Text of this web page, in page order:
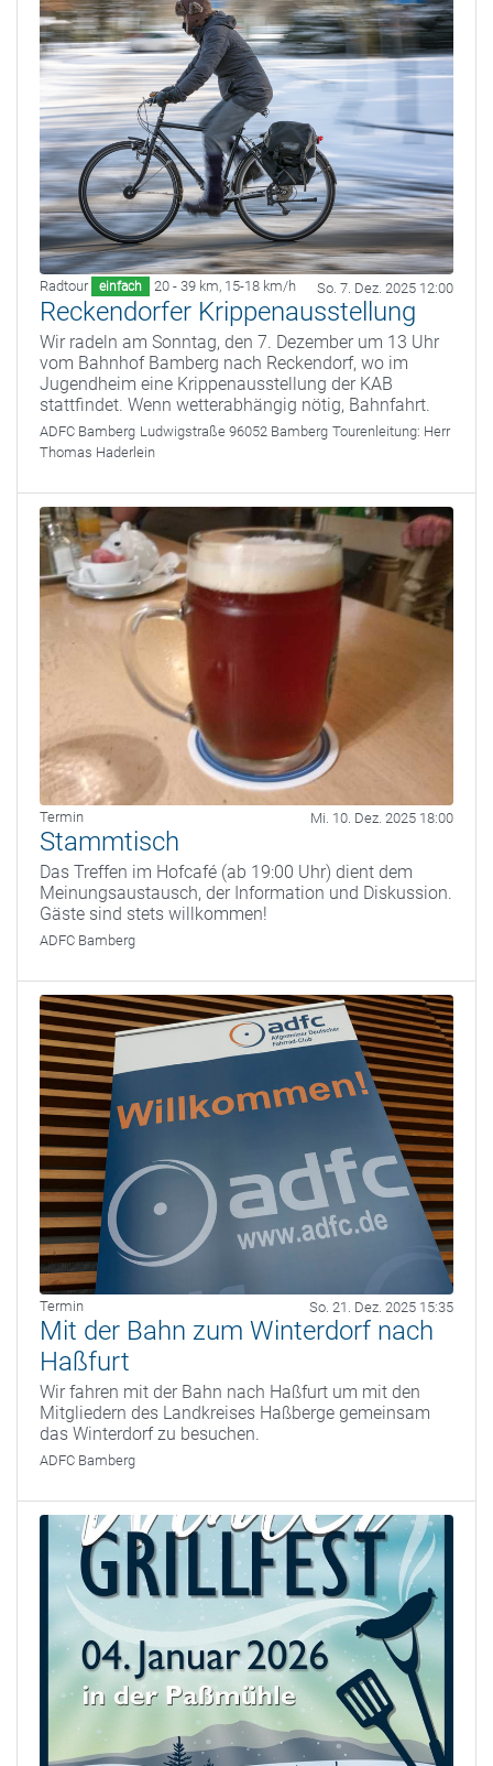
Radtour einfach 20 - 39 km, 15-18 km/h So. 7. Dez. 2025 12:00
Reckendorfer Krippenausstellung
Wir radeln am Sonntag, den 7. Dezember um 13 Uhr
vom Bahnhof Bamberg nach Reckendorf, wo im
Jugendheim eine Krippenausstellung der KAB
stattfindet. Wenn wetterabhängig nötig, Bahnfahrt.
ADFC Bamberg Ludwigstraße 96052 Bamberg Tourenleitung: Herr
Thomas Haderlein
Termin Mi. 10. Dez. 2025 18:00
Stammtisch
Das Treffen im Hofcafé (ab 19:00 Uhr) dient dem
Meinungsaustausch, der Information und Diskussion.
Gäste sind stets willkommen!
ADFC Bamberg
Termin So. 21. Dez. 2025 15:35
Mit der Bahn zum Winterdorf nach
Haßfurt
Wir fahren mit der Bahn nach Haßfurt um mit den
Mitgliedern des Landkreises Haßberge gemeinsam
das Winterdorf zu besuchen.
ADFC Bamberg